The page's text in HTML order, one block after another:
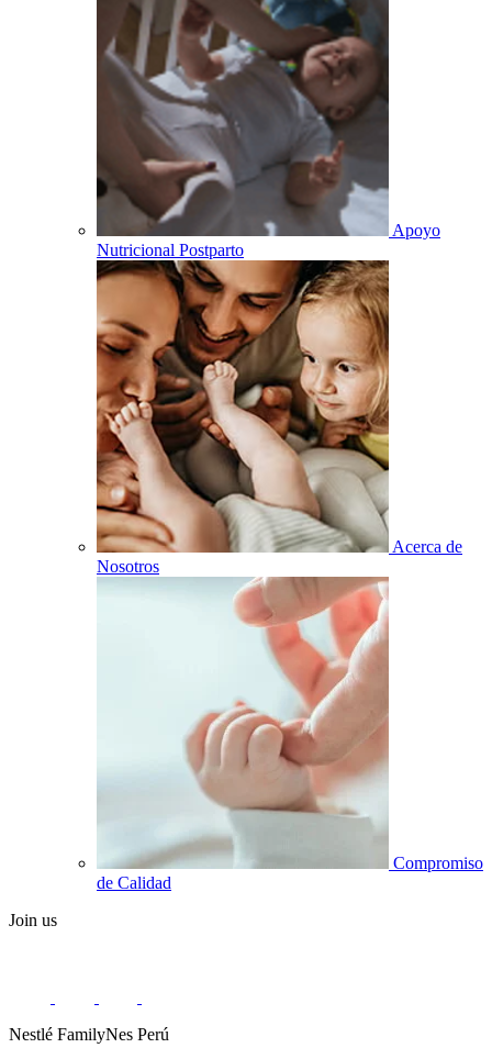
Apoyo
Nutricional Postparto
Acerca de
Nosotros
Compromiso
de Calidad
Join us
Nestlé FamilyNes Perú